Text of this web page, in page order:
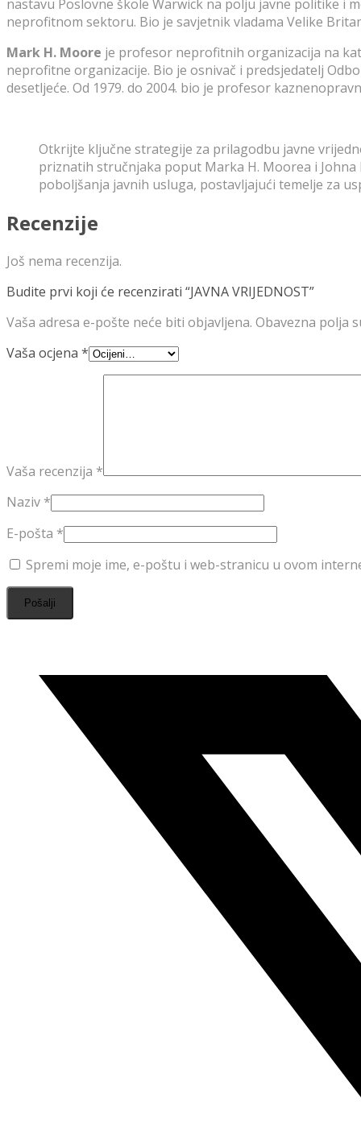
nastavu Poslovne škole Warwick na polju javne politike i
neprofitnom sektoru. Bio je savjetnik vladama Velike
Mark H. Moore je profesor neprofitnih organizacija na
neprofitne organizacije. Bio je osnivač i predsjedatelj
desetljeće. Od 1979. do 2004. bio je profesor
Otkrijte ključne strategije za prilagodbu javne
priznatih stručnjaka poput Marka H. Moorea i
poboljšanja javnih usluga, postavljajući temelje za
Recenzije
Još nema recenzija.
Budite prvi koji će recenzirati “JAVNA VRIJEDNOST”
Vaša adresa e-pošte neće biti objavljena. Obavezna polja
Vaša ocjena *
Vaša recenzija *
Naziv *
E-pošta *
Spremi moje ime, e-poštu i web-stranicu u ovom